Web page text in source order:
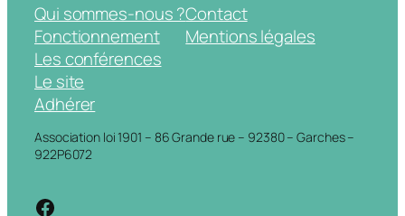
Qui sommes-nous ?
Fonctionnement
Les conférences
Le site
Adhérer
Contact
Mentions légales
Association loi 1901 – 86 Grande rue – 92380 – Garches –
922P6072
https://www.facebook.com/